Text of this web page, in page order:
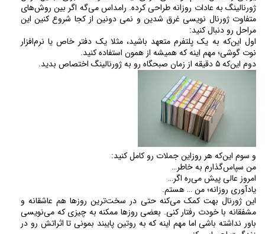
مراحل رو دنبال کنید:
نوت گوشی؛ مهم اینه که همیشه از همون استفاده کنید.
دوم این‌که ۵ دقیقه از زمان صبحگاه رو به ژورنالینگ اختصاص بدید.
و سوم این‌که هر روزاین جملات رو کامل کنید:
من سپاس‌گذارم به خاطر…
امروز عالی پیش می‌ره اگر…
يادآوری روزانه؛ من … هستم.